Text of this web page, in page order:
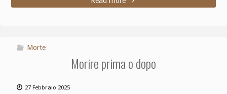
Morte
Morire prima o dopo
27 Febbraio 2025